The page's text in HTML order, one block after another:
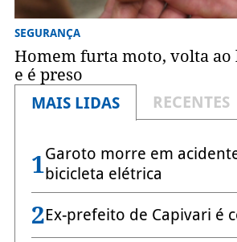
SEGURANÇA
Homem furta moto, volta ao
e é preso
MAIS LIDAS
RECENTES
1Garoto morre em
bicicleta elétrica
2Ex-prefeito de Capivari é